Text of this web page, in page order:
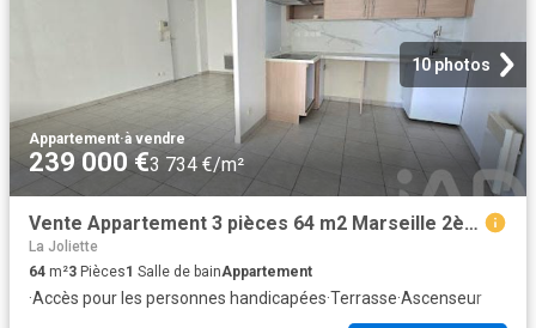
10 photos
Appartement·à vendre
239 000 €3 734 €/m²
Vente Appartement 3 pièces 64 m2 Marseille 2ème
La Joliette
64 m²3 Pièces1 Salle de bainAppartement
·Accès pour les personnes handicapées·Terrasse·Ascenseur